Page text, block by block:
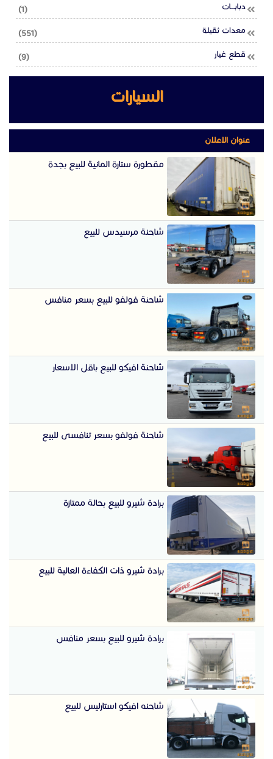
(1) دبابـــات
(551) معدات ثقيلة
(9) قطع غيار
السيارات
عنوان الاعلان
مقطورة ستارة المانية للبيع بجدة
شاحنة مرسيدس للبيع
شاحنة فولفو للبيع بسعر منافس
شاحنة افيكو للبيع باقل الاسعار
شاحنة فولفو بسعر تنافسى للبيع
برادة شيرو للبيع بحالة ممتازة
برادة شيرو ذات الكفاءة العالية للبيع
برادة شيرو للبيع بسعر منافس
شاحنه افيكو استارليس للبيع